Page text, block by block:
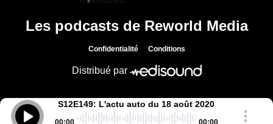
Les podcasts de Reworld Media
Confidentialité Conditions
Distribué par
S12E149: L'actu auto du 18 août 2020
00:00 00:00